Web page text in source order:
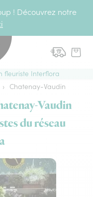
! Découvrez notre
fleuriste Interflora
› Chatenay-Vaudin
Vaudin
du réseau